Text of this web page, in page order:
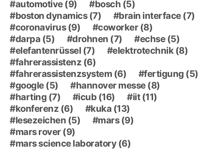
automotive(9) bosch (5)
boston dynamics(7) brain interface(7)
coronavirus(9) coworker(8)
darpa (5) drohnen (7) echse(5)
elefantenrüssel (7) elektrotechnik(8)
fahrerassistenz (6)
fahrerassistenzsystem (6) fertigung (5)
google(5) hannover messe(8)
harting (7) icub (16) iit(11)
konferenz (6) kuka (13)
lesezeichen (5) mars(9)
mars rover(9)
mars science laboratory(6)